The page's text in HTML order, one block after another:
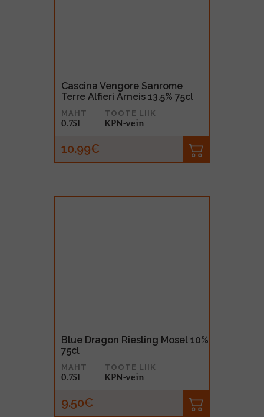
Cascina Vengore Sanrome
Terre Alfieri Arneis 13,5% 75cl
MAHT
0.75l
TOOTE LIIK
KPN-vein
10.99€
Blue Dragon Riesling Mosel 10%
75cl
MAHT
0.75l
TOOTE LIIK
KPN-vein
9.50€